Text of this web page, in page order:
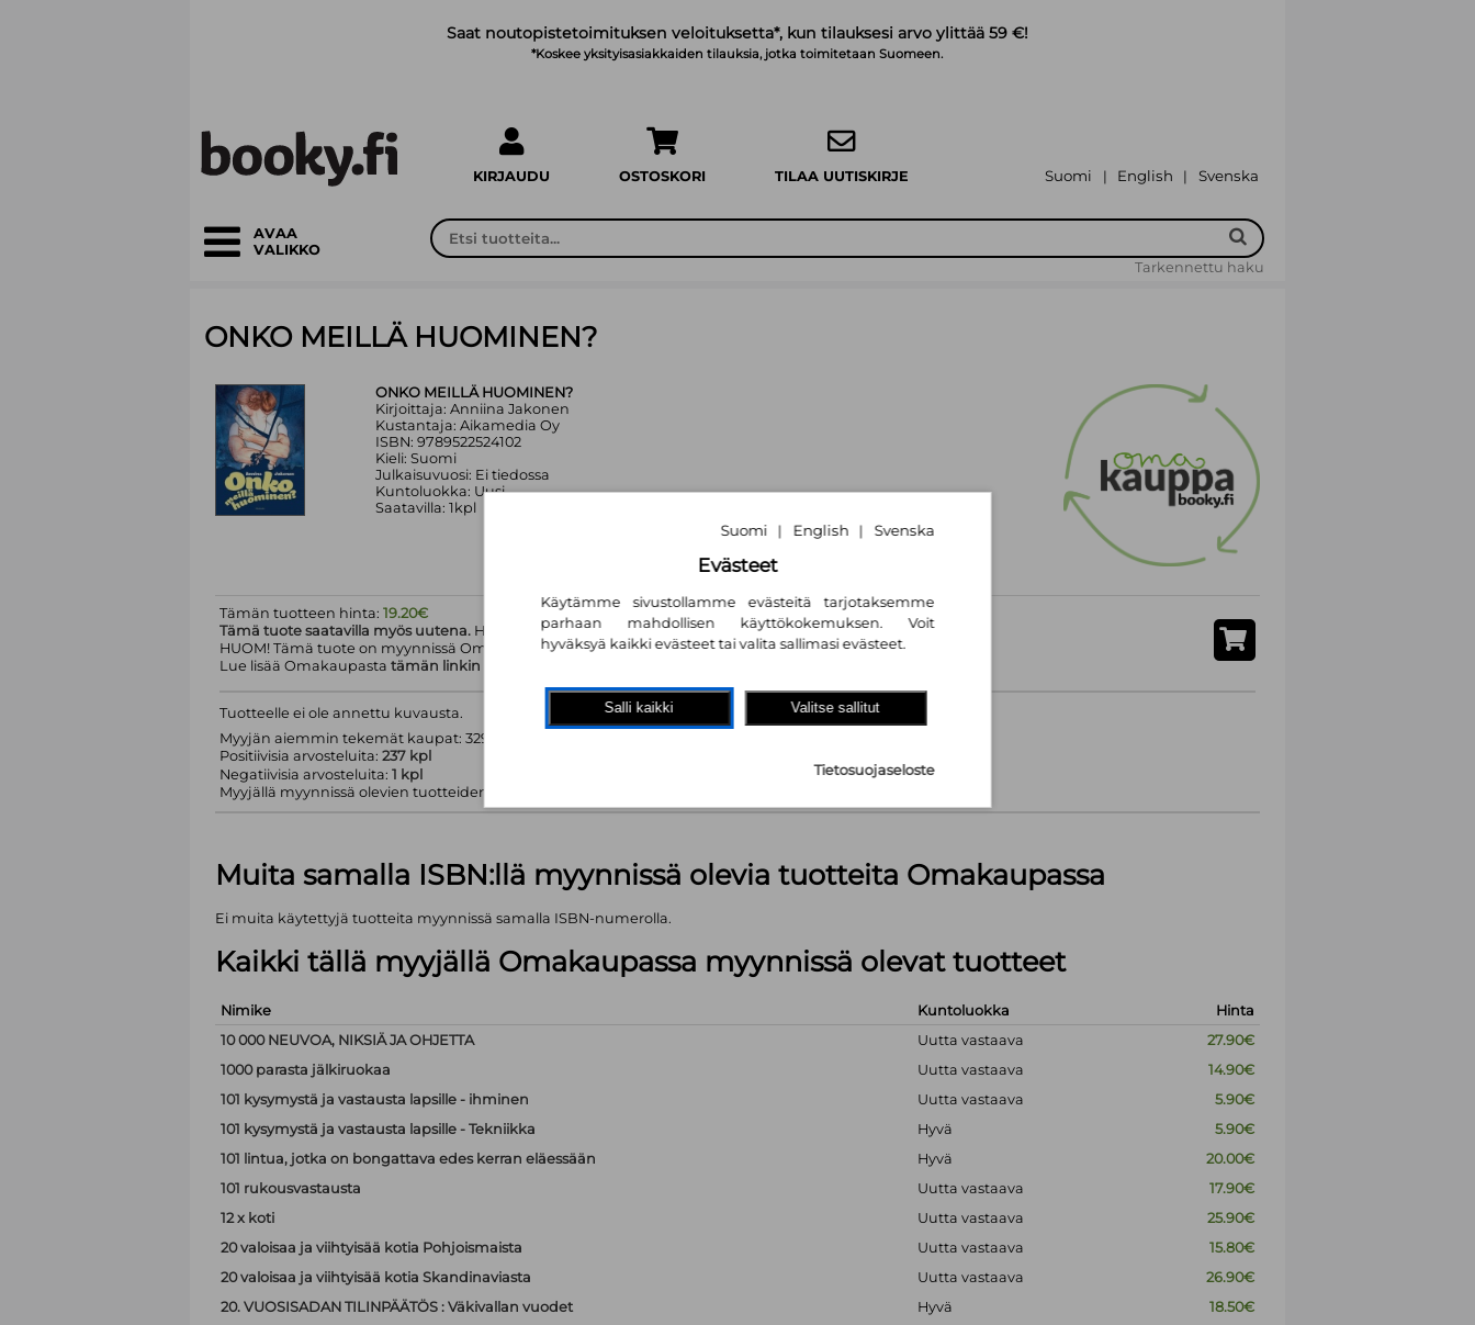
Saat noutopistetoimituksen veloituksetta*, kun tilauksesi arvo ylittää 59 €!
*Koskee yksityisasiakkaiden tilauksia, jotka toimitetaan Suomeen.
KIRJAUDU OSTOSKORI TILAA UUTISKIRJE Suomi | English | Svenska
AVAA
VALIKKO
Tarkennettu haku
ONKO MEILLÄ HUOMINEN?
ONKO MEILLÄ HUOMINEN?
Kirjoittaja: Anniina Jakonen
Kustantaja: Aikamedia Oy
ISBN: 9789522524102
Kieli: Suomi
Julkaisuvuosi: Ei tiedossa
Kuntoluokka: Uusi
Saatavilla: 1kpl
Tämän tuotteen hinta: 19.20€
Tämä tuote saatavilla myös uutena.Hinta
30.50€
HUOM! Tämä tuote on myynnissä Omakaupassa
Lue lisää Omakaupasta tämän linkin
Tuotteelle ei ole annettu kuvausta.
Myyjän aiemmin tekemät kaupat: 329 kpl
Positiivisia arvosteluita: 237 kpl
Negatiivisia arvosteluita: 1 kpl
Myyjällä myynnissä olevien tuotteiden määrä (kts. alla): 1499 kpl
Muita samalla ISBN:llä myynnissä olevia tuotteita Omakaupassa
Ei muita käytettyjä tuotteita myynnissä samalla ISBN-numerolla.
Kaikki tällä myyjällä Omakaupassa myynnissä olevat tuotteet
Nimike Kuntoluokka
Hinta
10 000 NEUVOA, NIKSIÄ JA OHJETTA
Uutta vastaava
27.90€
1000 parasta jälkiruokaa
Uutta vastaava
14.90€
101 kysymystä ja vastausta lapsille - ihminen
Uutta vastaava
5.90€
101 kysymystä ja vastausta lapsille - Tekniikka
Hyvä
5.90€
101 lintua, jotka on bongattava edes kerran eläessään
Hyvä
20.00€
101 rukousvastausta
Uutta vastaava
17.90€
12 x koti
Uutta vastaava
25.90€
20 valoisaa ja viihtyisää kotia Pohjoismaista
Uutta vastaava
15.80€
20 valoisaa ja viihtyisää kotia Skandinaviasta
Uutta vastaava
26.90€
20. VUOSISADAN TILINPÄÄTÖS : Väkivallan vuodet
Hyvä
18.50€
Suomi | English | Svenska
Evästeet
Käytämme sivustollamme evästeitä tarjotaksemme
parhaan mahdollisen käyttökokemuksen. Voit
hyväksyä kaikki evästeet tai valita sallimasi evästeet.
Salli kaikki Valitse sallitut
Tietosuojaseloste